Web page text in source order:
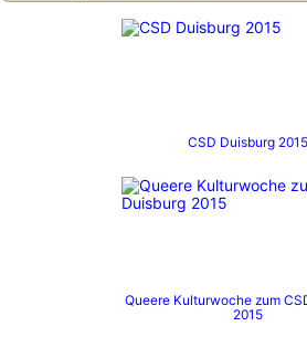
CSD Duisburg 2015
Queere Kulturwoche zum
2015